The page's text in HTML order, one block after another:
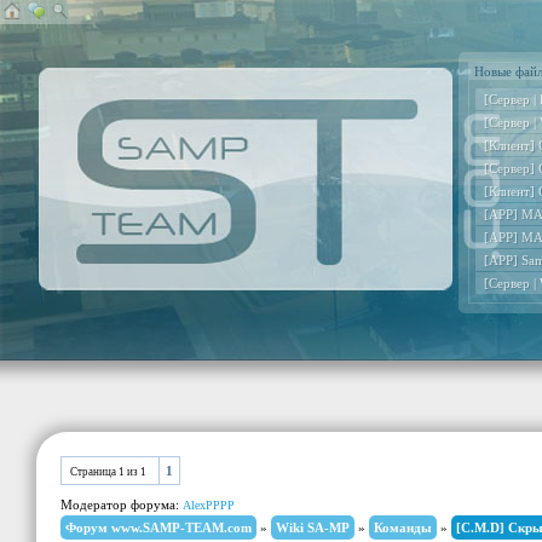
Новые
[Сервер |
[Сервер |
[Клиент]
[Сервер]
[Клиент]
[APP]
[APP]
[APP]
[Сервер |
Страница 1 из 1 1
Модератор форума: AlexPPPP
Форум www.SAMP-TEAM.com » Wiki SA-MP » Команды » [C.M.D]